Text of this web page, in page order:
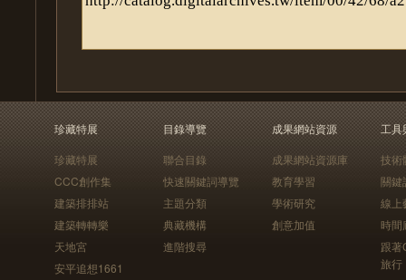
珍藏特展
珍藏特展
CCC創作集
建築排排站
建築轉轉樂
天地宮
安平追想1661
目錄導覽
聯合目錄
快速關鍵詞導覽
主題分類
典藏機構
進階搜尋
成果網站資源
成果網站資源庫
教育學習
學術研究
創意加值
工具
技術
關鍵
線上
時間
跟
旅行